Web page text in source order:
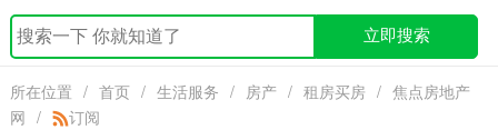
立即搜索
所在位置 / 首页 / 生活服务 / 房产 / 租房买房 / 焦点房地产
网 / 订阅